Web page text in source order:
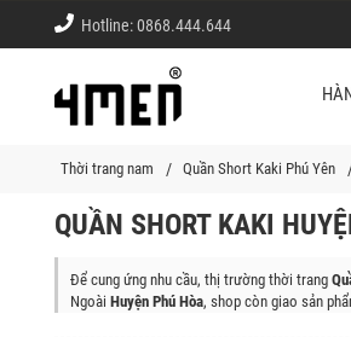
Hotline:0868.444.644
Thời trang nam Quần Short Kaki Phú Yên
QUẦN SHORT KAKI
Để cung ứng nhu cầu, thị trường thời trang
Ngoài Huyện Phú Hòa, shop còn giao sản